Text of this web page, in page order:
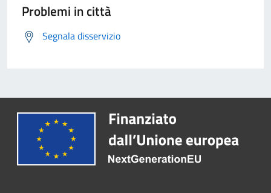
Problemi in città
Segnala disservizio